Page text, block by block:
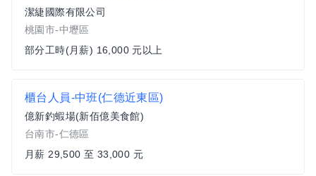
潔緁國際有限公司
桃園市-中壢區
部分工時(月薪) 16,000 元以上
櫃台人員-中班(仁德近東區)
億新釣蝦場(新佰億美食館)
台南市-仁德區
月薪 29,500 至 33,000 元